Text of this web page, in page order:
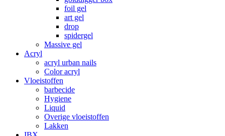
foil gel
art gel
drop
spidergel
Massive gel
Acryl
acryl urban nails
Color acryl
Vloeistoffen
barbecide
Hygiene
Liquid
Overige vloeistoffen
Lakken